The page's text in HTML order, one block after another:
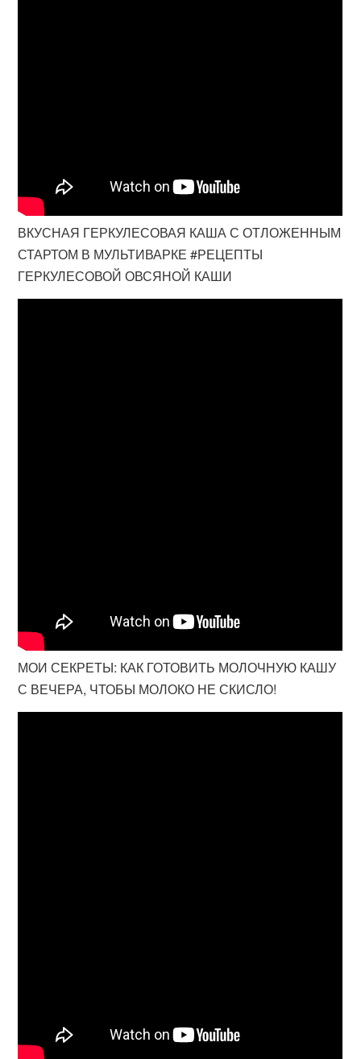
ВКУСНАЯ ГЕРКУЛЕСОВАЯ КАША С ОТЛОЖЕННЫМ
СТАРТОМ В МУЛЬТИВАРКЕ #РЕЦЕПТЫ
ГЕРКУЛЕСОВОЙ ОВСЯНОЙ КАШИ
МОИ СЕКРЕТЫ: КАК ГОТОВИТЬ МОЛОЧНУЮ КАШУ
С ВЕЧЕРА, ЧТОБЫ МОЛОКО НЕ СКИСЛО!